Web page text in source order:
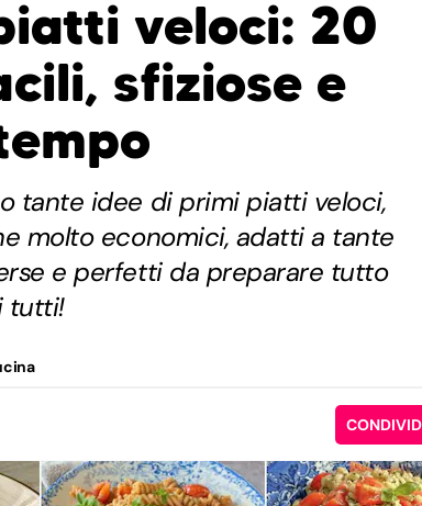
veloci: 20
sfiziose e
tante idee di primi piatti veloci,
molto economici, adatti a tante
e perfetti da preparare tutto
tutti!